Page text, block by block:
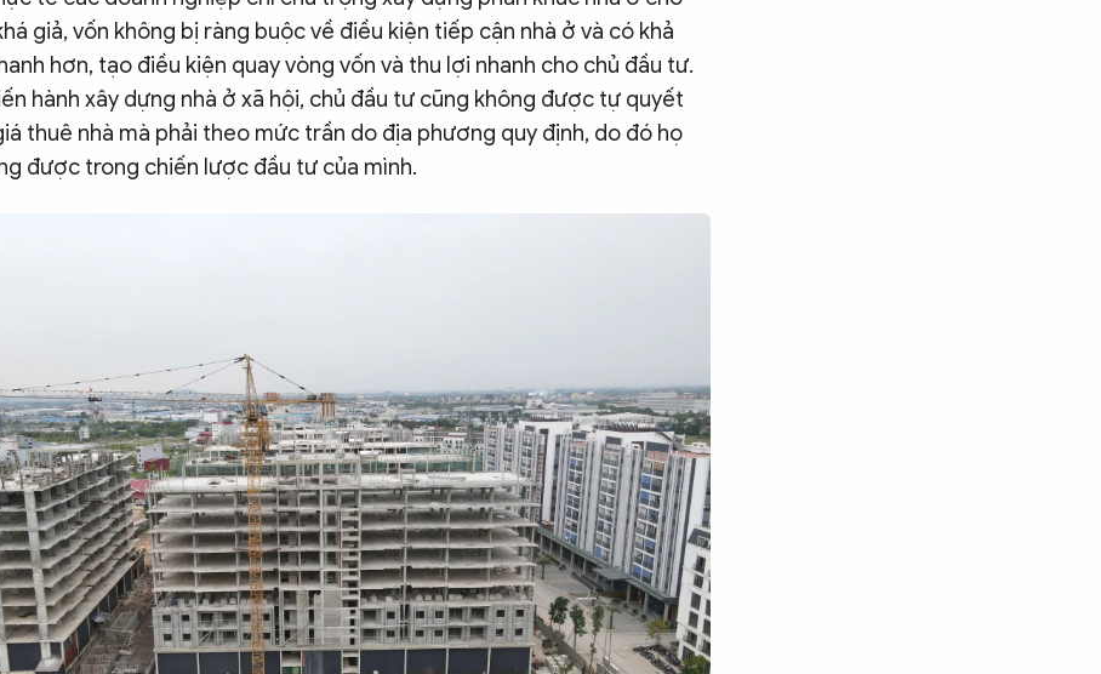
giả, vốn không bị ràng buộc về điều kiện tiếp cận nhà ở và có khả
hơn, tạo điều kiện quay vòng vốn và thu lợi nhanh cho chủ đầu tư.
hành xây dựng nhà ở xã hội, chủ đầu tư cũng không được tự quyết
thuê nhà mà phải theo mức trần do địa phương quy định, do đó họ
được trong chiến lược đầu tư của mình.